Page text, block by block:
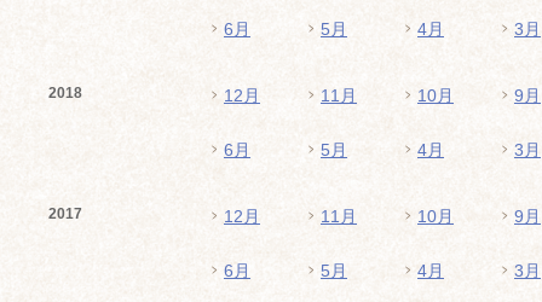
6月 5月 4月 3月
2018 12月 11月 10月 9月
6月 5月 4月 3月
2017 12月 11月 10月 9月
6月 5月 4月 3月